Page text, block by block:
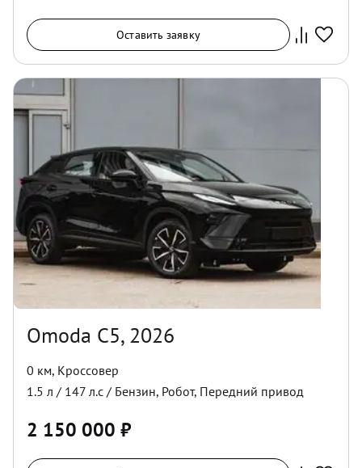
Оставить заявку
Omoda C5, 2026
0 км, Кроссовер
1.5 л / 147 л.с / Бензин, Робот, Передний привод
2 150 000 ₽